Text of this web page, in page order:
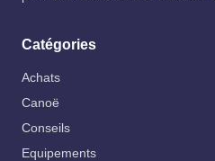
Catégories
Achats
Canoë
Conseils
Equipements